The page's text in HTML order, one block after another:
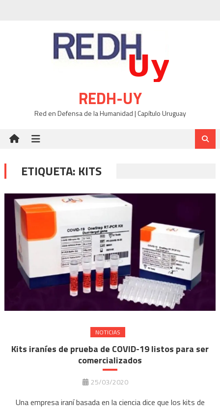
REDH-UY
Red en Defensa de la Humanidad | Capítulo Uruguay
ETIQUETA: KITS
NOTICIAS
Kits iraníes de prueba de COVID-19 listos para ser
comercializados
25/03/2020
Una empresa iraní basada en la ciencia dice que los kits de